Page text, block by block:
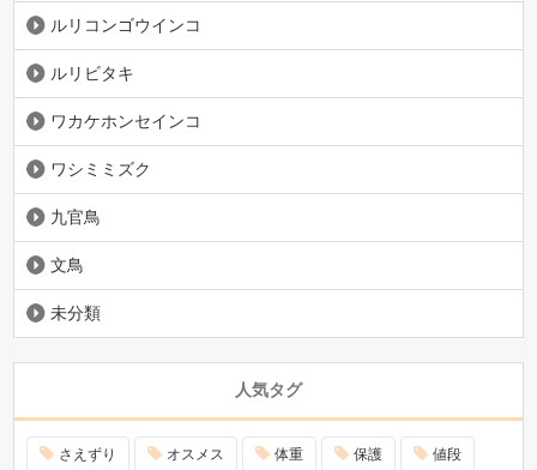
ルリコンゴウインコ
ルリビタキ
ワカケホンセインコ
ワシミミズク
九官鳥
文鳥
未分類
人気タグ
さえずり オスメス 体重 保護 値段